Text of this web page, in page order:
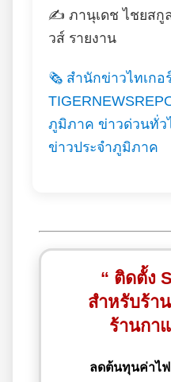
✍️ ภานุเดช ไชยสกู
วส์ รายงาน
🗞️ สำนักข่าวไทเกอ
ภูมิภาค ข่าวด่วนทั่ว
ข่าวประจำภูมิภาค
“ ติดตั้ง
สำหรับร้า
ร้านกา
ลดต้นทุนค่าไ